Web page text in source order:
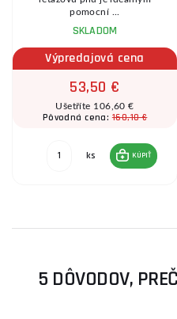
pomocní ...
SKLADOM
Výpredajová cena
53,50 €
Ušetříte 106,60 €
Pôvodná cena:160,10 €
ks KÚPIŤ
5 DÔVODOV,